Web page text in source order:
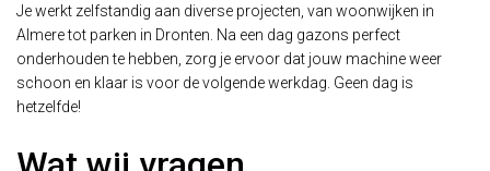
Je werkt zelfstandig aan diverse projecten, van woonwijken in
Almere tot parken in Dronten. Na een dag gazons perfect
onderhouden te hebben, zorg je ervoor dat jouw machine weer
schoon en klaar is voor de volgende werkdag. Geen dag is
hetzelfde!